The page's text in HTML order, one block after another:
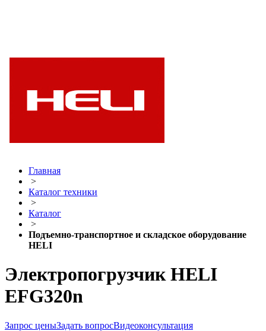
Главная
>
Каталог техники
>
Каталог
>
Подъемно-транспортное и складское оборудование
HELI
Электропогрузчик HELI
EFG320n
Запрос ценыЗадать вопросВидеоконсультация